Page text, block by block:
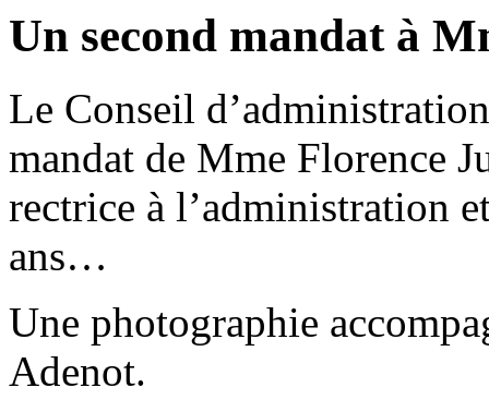
Un second mandat à
Le Conseil
mandat de Mme Florence
rectrice à l’administration
ans…
Une photographie
Adenot.